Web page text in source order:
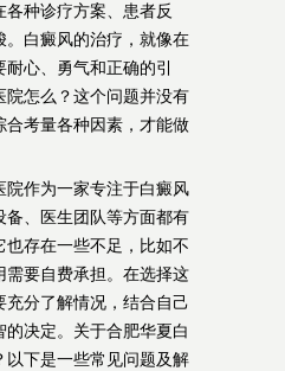
种诊疗方案、患者反
。白癜风的治疗，就像在
心、勇气和正确的引
院怎么？这个问题并没有
合考量各种因素，才能做
院作为一家专注于白癜风
备、医生团队等方面都有
也存在一些不足，比如不
需要自费承担。在选择这
充分了解情况，结合自己
决定。关于合肥华夏白
以下是一些常见问题及解